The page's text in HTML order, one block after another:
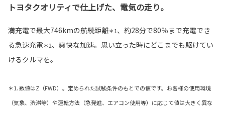
トヨタクオリティで仕上げた、電気の走り。
満充電で最大746kmの航続距離＊1、約28分で80％まで充電でき
る急速充電＊2、爽快な加速。思い立った時にどこまでも駆けてい
けるクルマを。
＊1. 数値はZ（FWD）。定められた試験条件のもとでの値です。お客様の使用環境
（気象、渋滞等）や運転方法（急発進、エアコン使用等）に応じて値は大きく異な